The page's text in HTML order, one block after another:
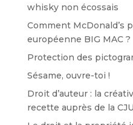
whisky non écossais
Comment McDonald’s
européenne BIG MAC ?
Protection des
Sésame, ouvre-toi !
Droit d’auteur : la
recette auprès de la